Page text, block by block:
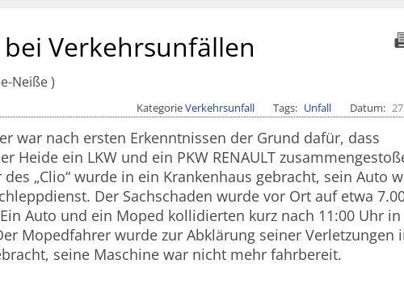
Verkehrsunfällen
Neiße
KategorieVerkehrsunfall Tags Unfall Datum
war nach ersten Erkenntnissen der Grund dafür, dass
Heide ein LKW und ein PKW RENAULT
des „Clio“ wurde in ein Krankenhaus gebracht, sein Auto
Der Sachschaden wurde vor Ort auf etwa
Auto und ein Moped kollidierten kurz nach 11:00 Uhr
Mopedfahrer wurde zur Abklärung seiner Verletzungen
seine Maschine war nicht mehr fahrbereit.